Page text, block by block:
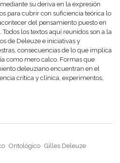
su deriva en la expresión
para cubrir con suficiencia teórica lo
del pensamiento puesto en
los textos aquí reunidos son a la
de Deleuze e iniciativas y
consecuencias de lo que implica
como mero calco. Formas que
deleuziano encuentran en el
crítica y clínica, experimentos,
Ontológico Gilles Deleuze